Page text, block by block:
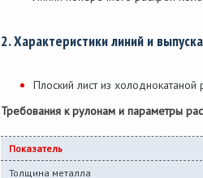
2. Характеристики линий и
Плоский лист из холоднокатаной
Требования к рулонам и параметры
Показатель
Толщина металла